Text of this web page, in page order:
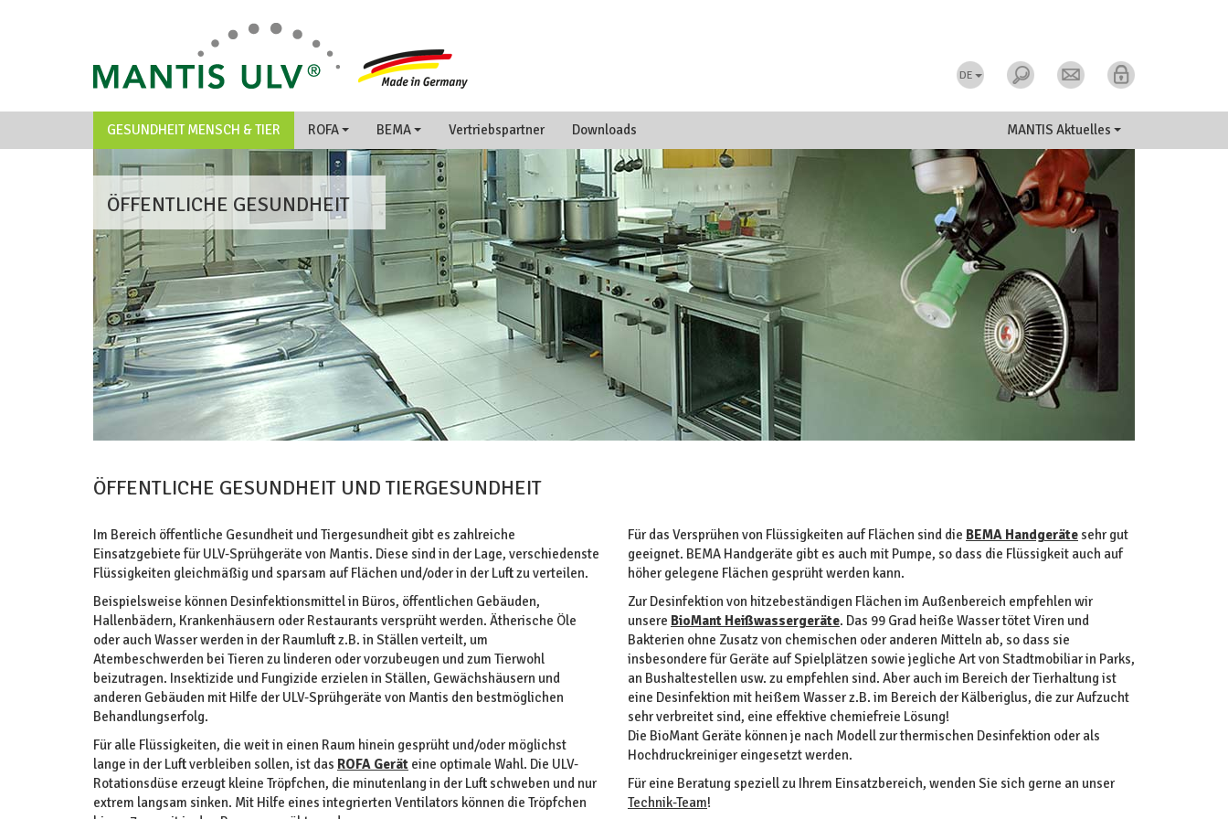
DE
GESUNDHEIT MENSCH & TIER ROFA BEMA Vertriebspartner Downloads MANTIS Aktuelles
ÖFFENTLICHE GESUNDHEIT
ÖFFENTLICHE GESUNDHEIT UND TIERGESUNDHEIT
Im Bereich öffentliche Gesundheit und Tiergesundheit gibt es zahlreiche
Einsatzgebiete für ULV-Sprühgeräte von Mantis. Diese sind in der Lage, verschiedenste
Flüssigkeiten gleichmäßig und sparsam auf Flächen und/oder in der Luft zu verteilen.
Beispielsweise können Desinfektionsmittel in Büros, öffentlichen Gebäuden,
Hallenbädern, Krankenhäusern oder Restaurants versprüht werden. Ätherische Öle
oder auch Wasser werden in der Raumluft z.B. in Ställen verteilt, um
Atembeschwerden bei Tieren zu linderen oder vorzubeugen und zum Tierwohl
beizutragen. Insektizide und Fungizide erzielen in Ställen, Gewächshäusern und
anderen Gebäuden mit Hilfe der ULV-Sprühgeräte von Mantis den bestmöglichen
Behandlungserfolg.
Für alle Flüssigkeiten, die weit in einen Raum hinein gesprüht und/oder möglichst
lange in der Luft verbleiben sollen, ist das ROFA Gerät eine optimale Wahl. Die ULV-
Rotationsdüse erzeugt kleine Tröpfchen, die minutenlang in der Luft schweben und nur
extrem langsam sinken. Mit Hilfe eines integrierten Ventilators können die Tröpfchen
Für das Versprühen von Flüssigkeiten auf Flächen sind die BEMA Handgeräte sehr gut
geeignet. BEMA Handgeräte gibt es auch mit Pumpe, so dass die Flüssigkeit auch auf
höher gelegene Flächen gesprüht werden kann.
Zur Desinfektion von hitzebeständigen Flächen im Außenbereich empfehlen wir
unsere BioMant Heißwassergeräte. Das 99 Grad heiße Wasser tötet Viren und
Bakterien ohne Zusatz von chemischen oder anderen Mitteln ab, so dass sie
insbesondere für Geräte auf Spielplätzen sowie jegliche Art von Stadtmobiliar in Parks,
an Bushaltestellen usw. zu empfehlen sind. Aber auch im Bereich der Tierhaltung ist
eine Desinfektion mit heißem Wasser z.B. im Bereich der Kälberiglus, die zur Aufzucht
sehr verbreitet sind, eine effektive chemiefreie Lösung!
Die BioMant Geräte können je nach Modell zur thermischen Desinfektion oder als
Hochdruckreiniger eingesetzt werden.
Für eine Beratung speziell zu Ihrem Einsatzbereich, wenden Sie sich gerne an unser
Technik-Team!